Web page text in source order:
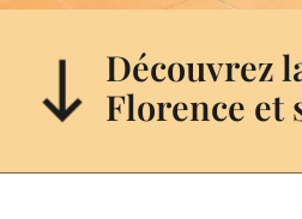
Découvrez
Florence et